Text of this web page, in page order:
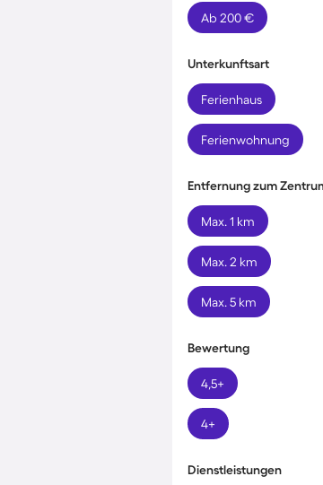
Ab 200 €
Unterkunftsart
Ferienhaus
Ferienwohnung
Entfernung zum
Max. 1 km
Max. 2 km
Max. 5 km
Bewertung
4,5+
4+
Dienstleistungen